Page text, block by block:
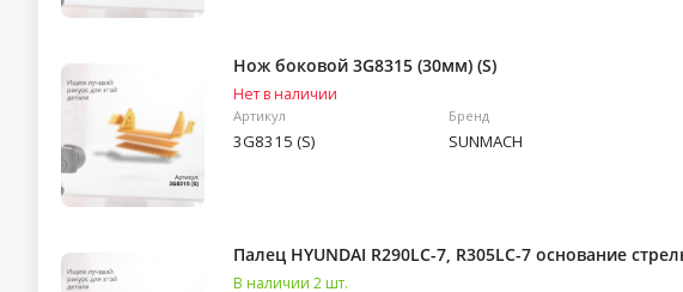
Нож боковой 3G8315 (30мм) (S)
Нет в наличии
Артикул
3G8315 (S)
Бренд
SUNMACH
Палец HYUNDAI R290LC-7, R305LC-7 основание
В наличии 2 шт.